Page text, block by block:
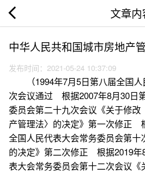
文章内
中华人民共和国城市房地产
发布时间：2021-05-24 10:37:09
（1994年7月5日第八届全国人
次会议通过 根据2007年8月30日
委员会第二十九次会议《关于修
产管理法〉的决定》第一次修正
全国人民代表大会常务委员会第
的决定》第二次修正 根据2019年
表大会常务委员会第十二次会议